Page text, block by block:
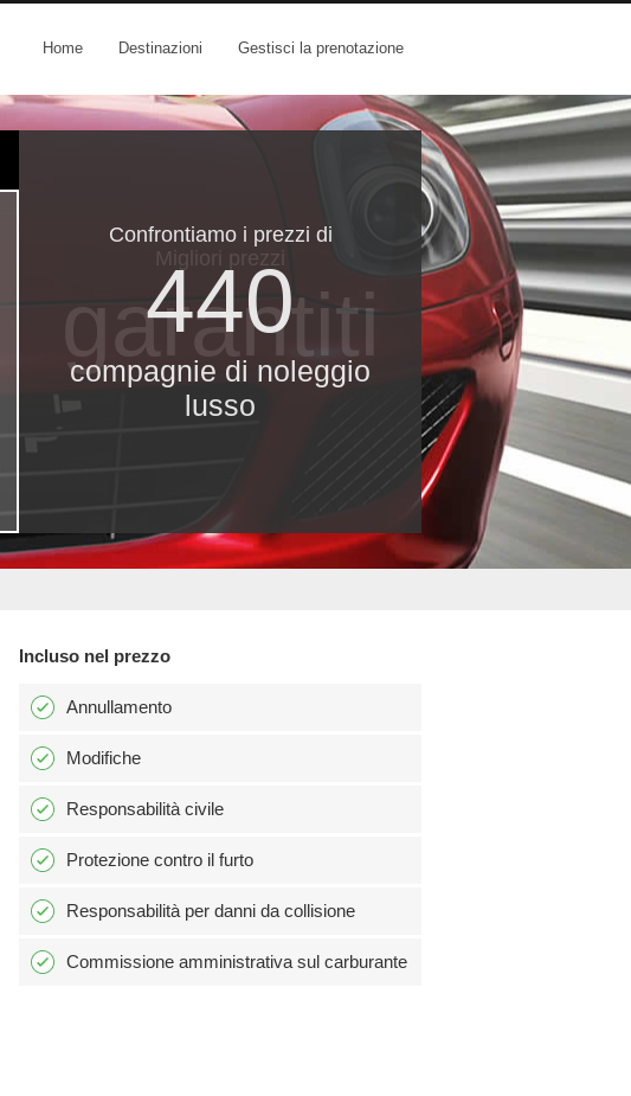
Home Destinazioni Gestisci la prenotazione
Confrontiamo i prezzi di
440
compagnie di noleggio
lusso
Migliori prezzi
garantiti
Incluso nel prezzo
Annullamento
Modifiche
Responsabilità civile
Protezione contro il furto
Responsabilità per danni da collisione
Commissione amministrativa sul carburante